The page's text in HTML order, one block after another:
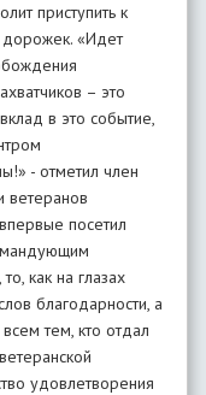
приступить к
«Идет
– это
в это событие,
- отметил член
ветеранов
посетил
как на глазах
благодарности, а
тем, кто отдал
удовлетворения